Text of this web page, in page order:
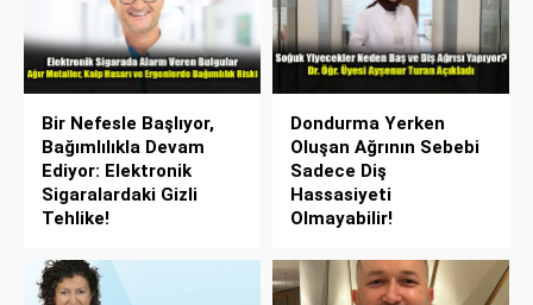
Bir Nefesle Başlıyor,
Bağımlılıkla Devam
Ediyor: Elektronik
Sigaralardaki Gizli
Tehlike!
Dondurma Yerken
Oluşan Ağrının Sebebi
Sadece Diş
Hassasiyeti
Olmayabilir!